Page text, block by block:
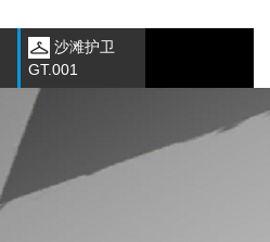
沙滩护卫
GT.001